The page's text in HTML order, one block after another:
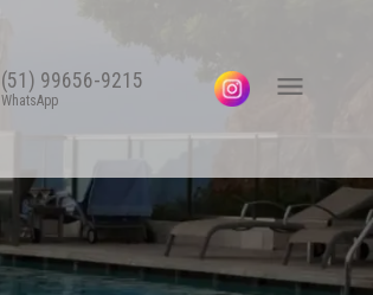
(51) 99656-9215
WhatsApp